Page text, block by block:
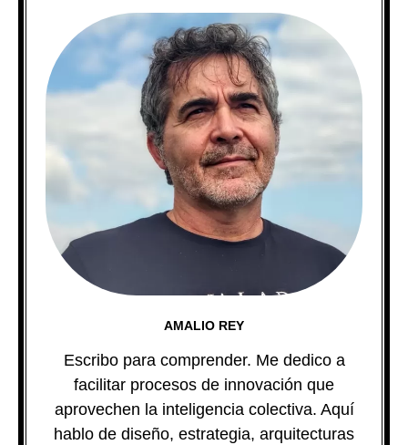
AMALIO REY
Escribo para comprender. Me dedico a
facilitar procesos de innovación que
aprovechen la inteligencia colectiva. Aquí
hablo de diseño, estrategia, arquitecturas